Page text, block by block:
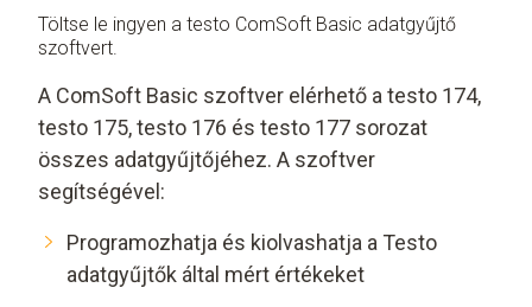
Töltse le ingyen a testo ComSoft Basic adatgyűjtő
szoftvert.
A ComSoft Basic szoftver elérhető a testo 174,
testo 175, testo 176 és testo 177 sorozat
összes adatgyűjtőjéhez. A szoftver
segítségével:
Programozhatja és kiolvashatja a Testo
adatgyűjtők által mért értékeket